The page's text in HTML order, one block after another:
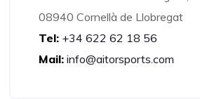
08940 Cornellà de Llobregat
Tel: +34 622 62 18 56
Mail: info@aitorsports.com